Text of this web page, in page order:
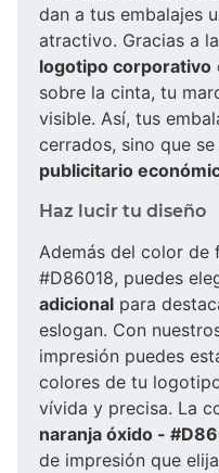
dan a tus embalajes
atractivo. Gracias a
logotipo corporativo
sobre la cinta, tu
visible. Así, tus
cerrados, sino que
publicitario
Haz lucir tu diseño
Además del color
#D86018, puedes
adicional para
eslogan. Con
impresión puedes
colores de tu
vívida y precisa. La
naranja óxido -
de impresión que